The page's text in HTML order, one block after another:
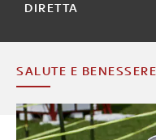
DIRETTA
SALUTE E